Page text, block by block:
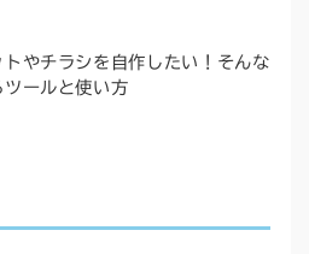
トやチラシを自作したい！そんな
ツールと使い方